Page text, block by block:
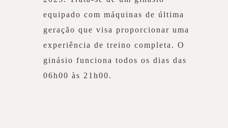
equipado com máquinas de última
geração que visa proporcionar uma
experiência de treino completa. O
ginásio funciona todos os dias das
06h00 às 21h00.